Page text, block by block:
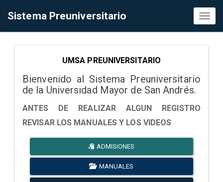
Sistema Preuniversitario
UMSA PREUNIVERSITARIO
Bienvenido al Sistema Preuniversitario
de la Universidad Mayor de San Andrés.
ANTES DE REALIZAR ALGUN REGISTRO
REVISAR LOS MANUALES Y LOS VIDEOS
ADMISIONES
MANUALES